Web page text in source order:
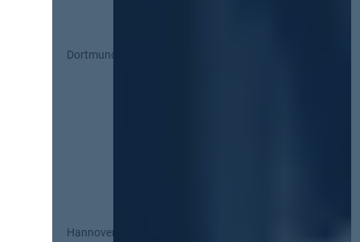
Dortmund
Hannover